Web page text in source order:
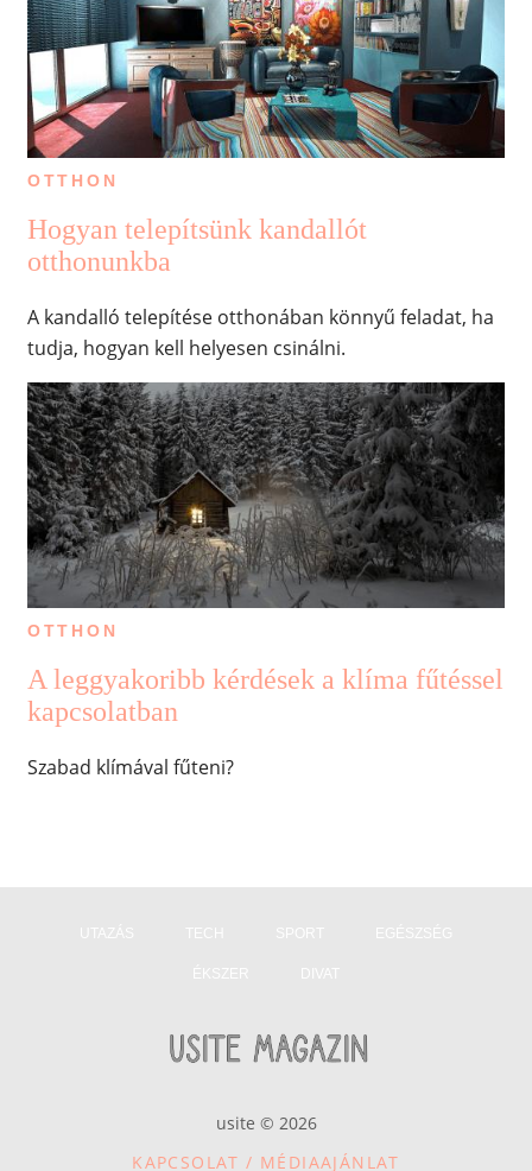
OTTHON
Hogyan telepítsünk kandallót
otthonunkba
A kandalló telepítése otthonában könnyű feladat, ha
tudja, hogyan kell helyesen csinálni.
OTTHON
A leggyakoribb kérdések a klíma fűtéssel
kapcsolatban
Szabad klímával fűteni?
usite © 2026
KAPCSOLAT / MÉDIAAJÁNLAT